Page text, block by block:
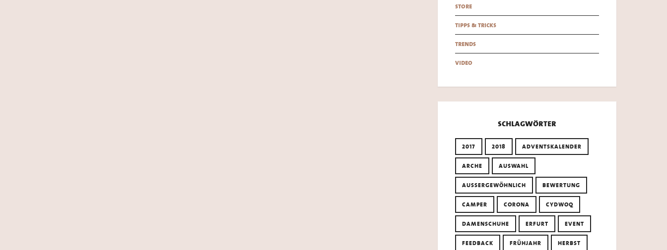
store
tipps & tricks
trends
video
schlagwörter
2017 2018 ADVENTSKALENDER
ARCHE AUSWAHL
AUSSERGEWÖHNLICH BEWERTUNG
CAMPER CORONA CYDWOQ
DAMENSCHUHE ERFURT EVENT
FEEDBACK FRÜHJAHR HERBST